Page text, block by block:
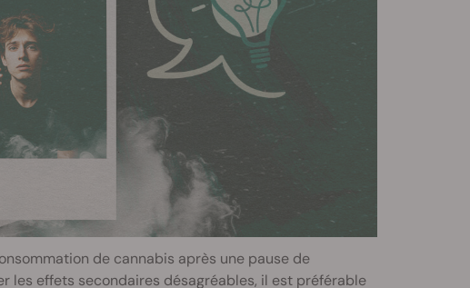
de cannabis après une pause de
les effets secondaires désagréables, il est préférable